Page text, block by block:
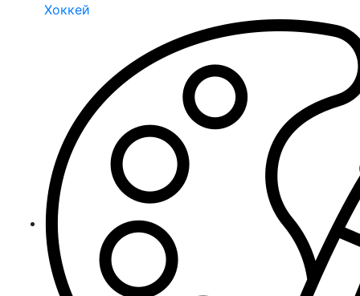
Хоккей